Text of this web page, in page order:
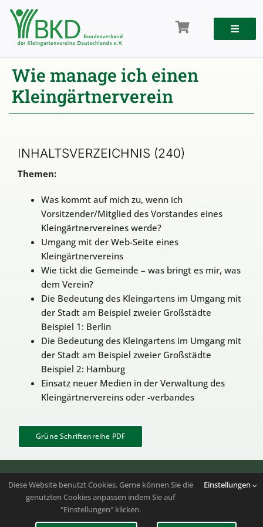
Zum
Inhalt
springen
Wie manage ich einen
Kleingärtnerverein
INHALTSVERZEICHNIS (240)
Themen:
Was kommt auf mich zu, wenn ich
Vorsitzender/Mitglied des Vorstandes eines
Kleingärtnervereines werde?
Umgang mit der Web-Seite eines
Kleingärtnervereins
Wie tickt die Gemeinde – was bringt es mir, was
dem Verein?
Die Bedeutung des Kleingartens im Umgang mit
der Stadt am Beispiel zweier Großstädte
Beispiel 1: Berlin
Die Bedeutung des Kleingartens im Umgang mit
der Stadt am Beispiel zweier Großstädte
Beispiel 2: Hamburg
Einsatz neuer Medien in der Verwaltung des
Kleingärtnervereins oder -verbandes
Grüne Schriftenreihe PDF
Folgen Sie uns auf Instagram |
Youtube
Copyright 2023 – 2026 | Bundesverband der
Kleingartenvereine Deutschlands e.V. | Alle Rechte
Diese Website benutzt Cookies. Gerne können Sie die
genutzten Cookies anpassen indem Sie auf
"Einstellungen" klicken.
Einstellungen